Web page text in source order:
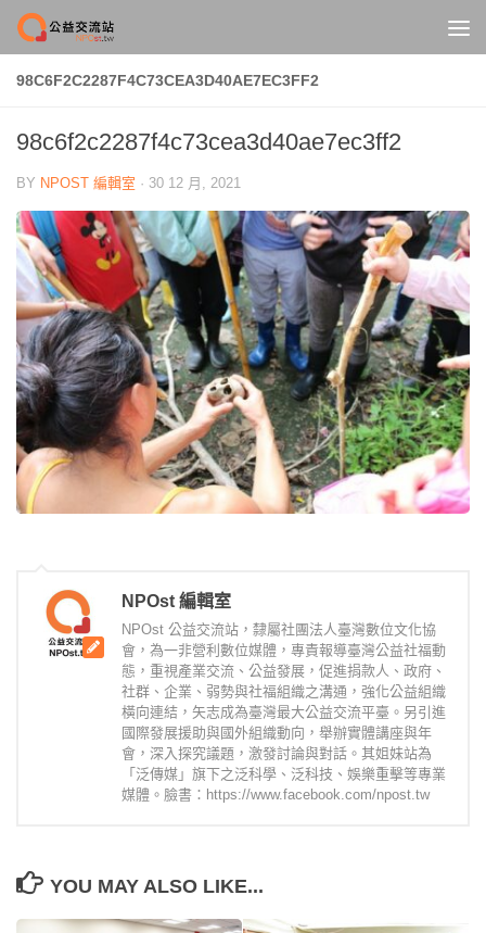
Skip to content
98C6F2C2287F4C73CEA3D40AE7EC3FF2
98c6f2c2287f4c73cea3d40ae7ec3ff2
BY NPOST 編輯室 · 30 12 月, 2021
NPOst 編輯室
NPOst 公益交流站，隸屬社團法人臺灣數位文化協
會，為一非營利數位媒體，專責報導臺灣公益社福動
態，重視產業交流、公益發展，促進捐款人、政府、
社群、企業、弱勢與社福組織之溝通，強化公益組織
橫向連結，矢志成為臺灣最大公益交流平臺。另引進
國際發展援助與國外組織動向，舉辦實體講座與年
會，深入探究議題，激發討論與對話。其姐妹站為
「泛傳媒」旗下之泛科學、泛科技、娛樂重擊等專業
媒體。臉書：https://www.facebook.com/npost.tw
YOU MAY ALSO LIKE...